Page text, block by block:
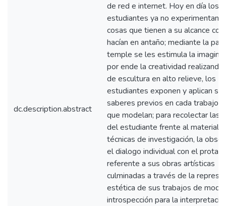
dc.description.abstract
de red e internet. Hoy en día los
estudiantes ya no experimentan
cosas que tienen a su alcance
hacían en antaño; mediante la
temple se les estimula la
por ende la creatividad
de escultura en alto relieve, los
estudiantes exponen y aplican sus
saberes previos en cada trabajo
que modelan; para recolectar las
del estudiante frente al material
técnicas de investigación, la
el dialogo individual con el
referente a sus obras artísticas
culminadas a través de la
estética de sus trabajos de
introspección para la